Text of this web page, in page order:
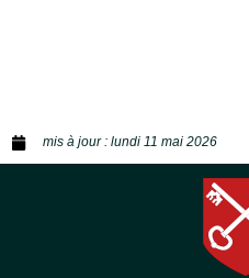
mis à jour : lundi 11 mai 2026